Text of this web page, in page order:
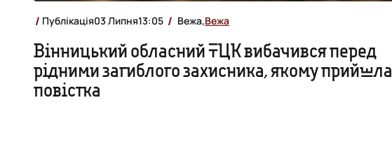
Публікація03 Липня13:05 Вежа,Вежа
Вінницький обласний ТЦК вибачився перед
рідними загиблого захисника, якому прийшла
повістка